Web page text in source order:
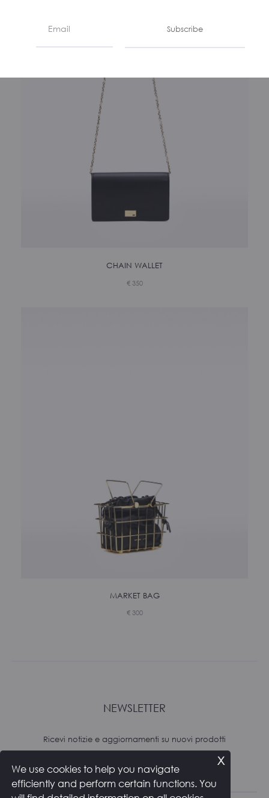
CHAIN WALLET
€350
MARKET BAG
€300
NEWSLETTER
Ricevi notizie e aggiornamenti su nuovi prodotti
Subscribe
Subscribe
We use cookies to help you navigate
efficiently and perform certain functions. You
x